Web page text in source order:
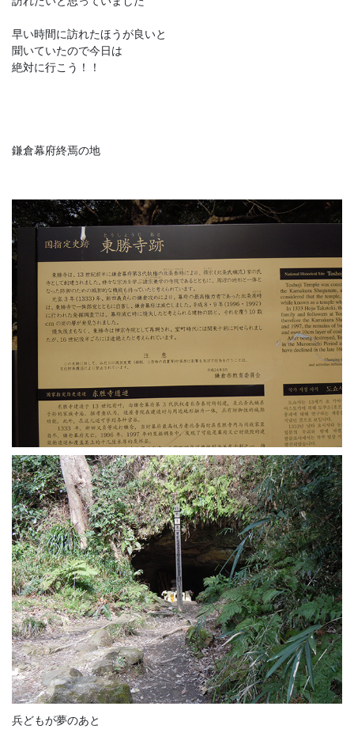
早い時間に訪れたほうが良いと
聞いていたので今日は
絶対に行こう！！
鎌倉幕府終焉の地
兵どもが夢のあと